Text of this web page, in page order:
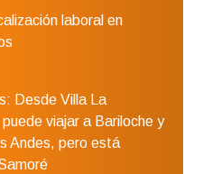
laboral en
Desde Villa La
viajar a Bariloche y
Andes, pero está